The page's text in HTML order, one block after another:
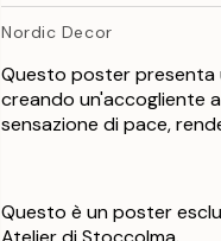
Nordic Decor
Questo poster presenta
creando un'accogliente
sensazione di pace,
Questo è un poster